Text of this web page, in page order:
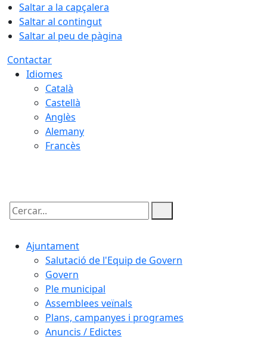
Saltar a la capçalera
Saltar al contingut
Saltar al peu de pàgina
Contactar
Idiomes
Català
Castellà
Anglès
Alemany
Francès
Cercar:
Ajuntament
Salutació de l'Equip de Govern
Govern
Ple municipal
Assemblees veïnals
Plans, campanyes i programes
Anuncis / Edictes